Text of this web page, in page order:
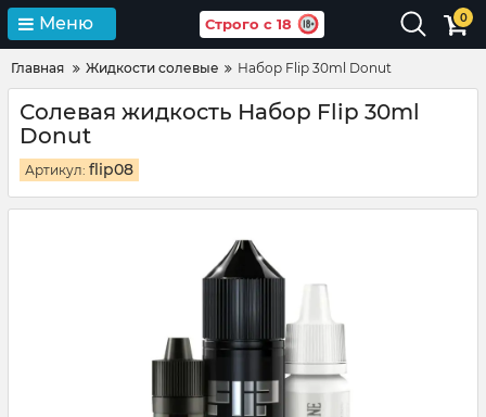
Меню Строго с 18 0
Главная Жидкости солевые Набор Flip 30ml Donut
Солевая жидкость Набор Flip 30ml
Donut
Артикул: flip08